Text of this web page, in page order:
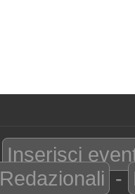
Inserisci
Redazionali -